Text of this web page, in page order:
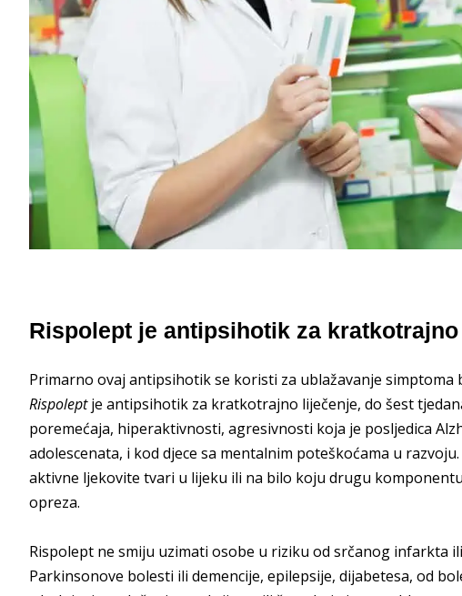
Rispolept je antipsihotik za
Primarno ovaj antipsihotik se koristi za ublažavanje
Rispoleptje antipsihotik za kratkotrajno liječenje, do šest
poremećaja, hiperaktivnosti, agresivnosti koja je posljedica
adolescenata, i kod djece sa mentalnim poteškoćama u
aktivne ljekovite tvari u lijeku ili na bilo koju drugu
opreza.
Rispolept ne smiju uzimati osobe u riziku od srčanog infarkta
Parkinsonove bolesti ili demencije, epilepsije, dijabetesa, od